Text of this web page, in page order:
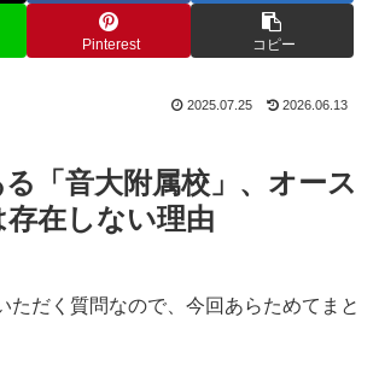
Pinterest コピー
2025.07.25 2026.06.13
「音大附属校」、オース
存在しない理由
ただく質問なので、今回あらためてまと